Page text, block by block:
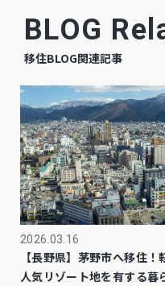
下水道 －
ガス －
都市計画 調整区域
用途地域 －
設備・条件 －
※調整区域で
す。
BLOG
移住BLOG関連記事
2026.03.16
【長野県】茅野市へ移住！
人気リゾート地を有する暮